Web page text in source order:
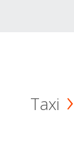
Taxi